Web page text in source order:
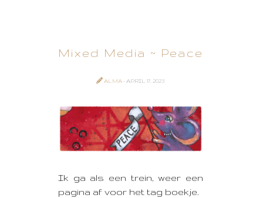
Mixed Media ~ Peace
ALMA - APRIL 17, 2023
Ik ga als een trein, weer een
pagina af voor het tag boekje.